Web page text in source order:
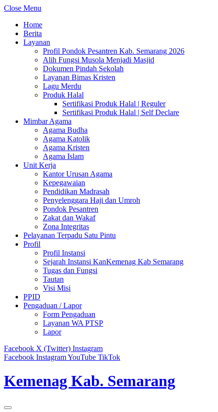
Close Menu
Home
Berita
Layanan
Profil Pondok Pesantren Kab. Semarang 2026
Alih Fungsi Musola Menjadi Masjid
Dokumen Pindah Sekolah
Layanan Bimas Kristen
Lagu Merdu
Produk Halal
Sertifikasi Produk Halal | Reguler
Sertifikasi Produk Halal | Self Declare
Mimbar Agama
Agama Budha
Agama Katolik
Agama Kristen
Agama Islam
Unit Kerja
Kantor Urusan Agama
Kepegawaian
Pendidikan Madrasah
Penyelenggara Haji dan Umroh
Pondok Pesantren
Zakat dan Wakaf
Zona Integritas
Pelayanan Terpadu Satu Pintu
Profil
Profil Instansi
Sejarah Instansi KanKemenag Kab Semarang
Tugas dan Fungsi
Tautan
Visi Misi
PPID
Pengaduan / Lapor
Form Pengaduan
Layanan WA PTSP
Lapor
Facebook X (Twitter) Instagram
Facebook InstagramYouTube TikTok
Kemenag Kab. Semarang